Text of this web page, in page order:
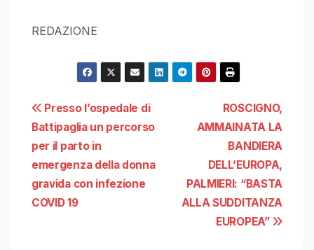
REDAZIONE
Navigazione
articoli
ROSCIGNO,
AMMAINATA LA
BANDIERA
DELL’EUROPA,
PALMIERI: “BASTA
ALLA SUDDITANZA
EUROPEA”
Presso l’ospedale di
Battipaglia un percorso
per il parto in
emergenza della donna
gravida con infezione
COVID 19